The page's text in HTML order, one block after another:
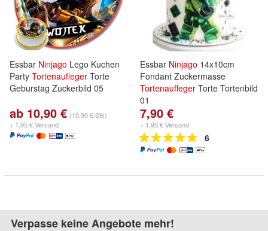
Essbar Ninjago Lego Kuchen
Party Tortenaufleger Torte
Geburstag Zuckerbild 05
ab 10,90 € (10,90 €/Stk)
+ 1,95 € Versand
Essbar Ninjago 14x10cm
Fondant Zuckermasse
Tortenaufleger Torte Tortenbild
01
7,90 €
+ 1,95 € Versand
6
Verpasse keine Angebote mehr!